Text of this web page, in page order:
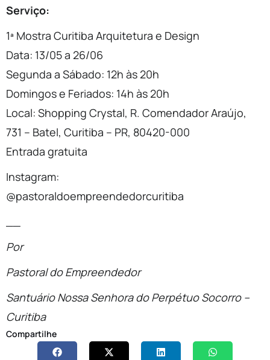
Serviço:
1ª Mostra Curitiba Arquitetura e Design
Data: 13/05 a 26/06
Segunda a Sábado: 12h às 20h
Domingos e Feriados: 14h às 20h
Local: Shopping Crystal, R. Comendador Araújo,
731 – Batel, Curitiba – PR, 80420-000
Entrada gratuita
Instagram:
@pastoraldoempreendedorcuritiba
Por
Pastoral do Empreendedor
Santuário Nossa Senhora do Perpétuo Socorro –
Curitiba
Compartilhe